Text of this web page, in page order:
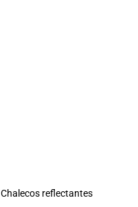
Chalecos reflectantes